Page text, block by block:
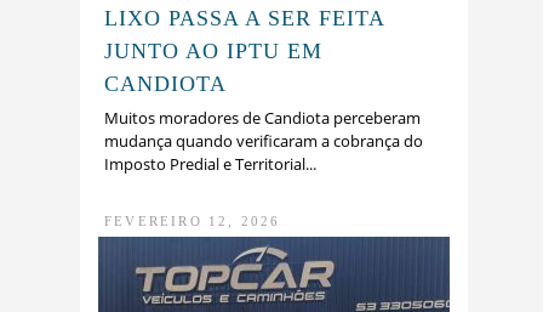
LIXO PASSA A SER FEITA
JUNTO AO IPTU EM
CANDIOTA
Muitos moradores de Candiota perceberam
mudança quando verificaram a cobrança do
Imposto Predial e Territorial...
FEVEREIRO 12, 2026